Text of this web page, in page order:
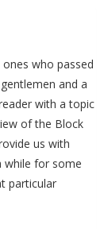
who passed
and a
with a topic
of the Block
us with
while for some
particular